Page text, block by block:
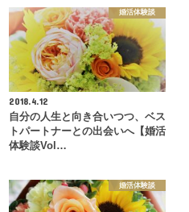
婚活体験談
2018.4.12
自分の人生と向き合いつつ、ベス
トパートナーとの出会いへ【婚活
体験談Vol…
婚活体験談